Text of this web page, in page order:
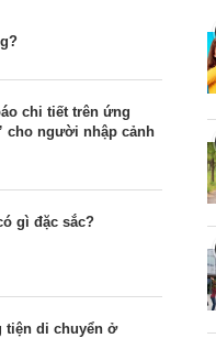
chi tiết trên ứng
cho người nhập cảnh
gì đặc sắc?
tiện di chuyển ở